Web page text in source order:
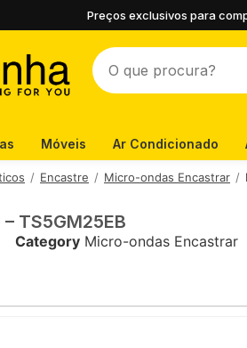
Preços exclusivos para
Móveis Ar Condicionado
Encastre Micro-ondas Encastrar
– TS5GM25EB
Category Micro-ondas Encastrar